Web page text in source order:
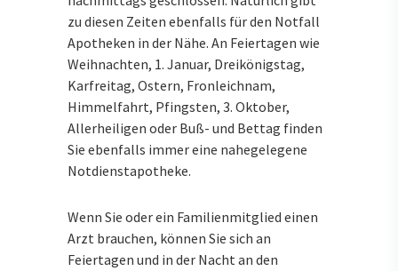
zu diesen Zeiten ebenfalls für den Notfall
Apotheken in der Nähe. An Feiertagen wie
Weihnachten, 1. Januar, Dreikönigstag,
Karfreitag, Ostern, Fronleichnam,
Himmelfahrt, Pfingsten, 3. Oktober,
Allerheiligen oder Buß- und Bettag finden
Sie ebenfalls immer eine nahegelegene
Notdienstapotheke.
Wenn Sie oder ein Familienmitglied einen
Arzt brauchen, können Sie sich an
Feiertagen und in der Nacht an den